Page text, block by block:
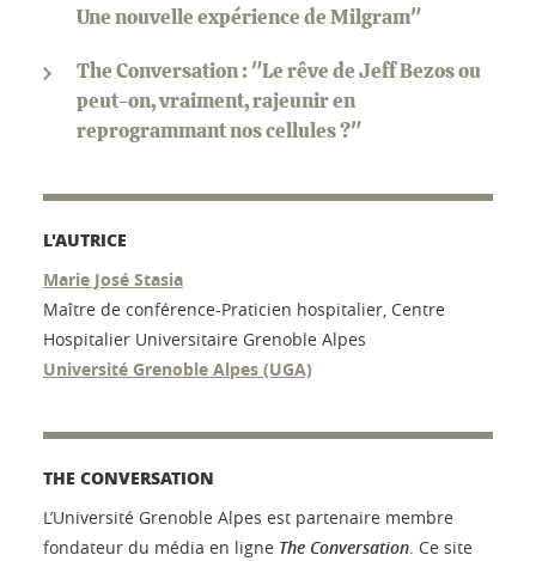
Une nouvelle expérience de Milgram"
The Conversation : "Le rêve de Jeff Bezos ou
peut-on, vraiment, rajeunir en
reprogrammant nos cellules ?"
L'AUTRICE
Marie José Stasia
Maître de conférence-Praticien hospitalier, Centre
Hospitalier Universitaire Grenoble Alpes
Université Grenoble Alpes (UGA)
THE CONVERSATION
L’Université Grenoble Alpes est partenaire membre
fondateur du média en ligne The Conversation. Ce site